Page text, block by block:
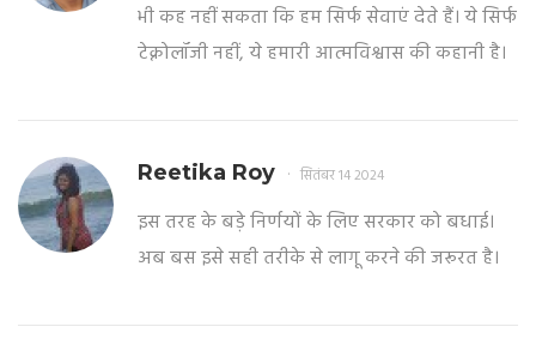
भी कह नहीं सकता कि हम सिर्फ सेवाएं देते हैं। ये सिर्फ
टेक्नोलॉजी नहीं, ये हमारी आत्मविश्वास की कहानी है।
Reetika Roy सितंबर 14 2024
इस तरह के बड़े निर्णयों के लिए सरकार को बधाई।
अब बस इसे सही तरीके से लागू करने की जरूरत है।